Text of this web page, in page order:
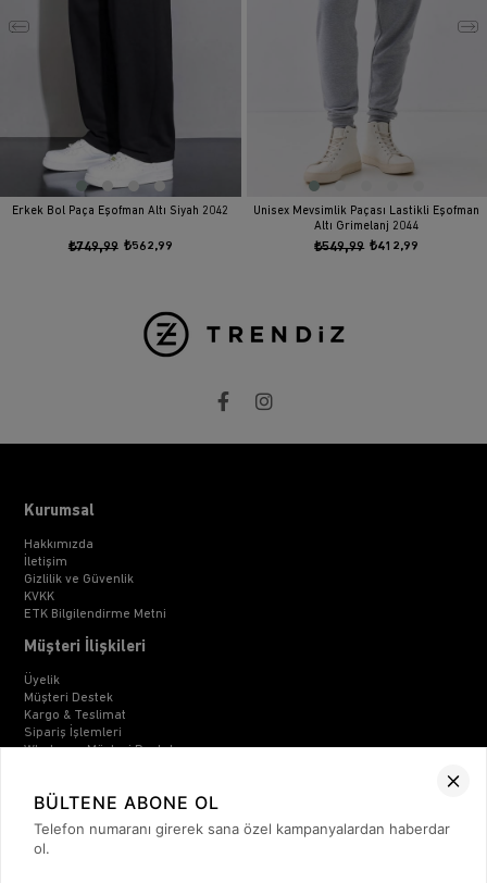
Erkek Bol Paça Eşofman Altı Siyah 2042
₺562,99
₺749,99
Unisex Mevsimlik Paçası Lastikli Eşofman
Altı Grimelanj 2044
₺412,99
₺549,99
Kurumsal
Hakkımızda
İletişim
Gizlilik ve Güvenlik
KVKK
ETK Bilgilendirme Metni
Müşteri İlişkileri
Üyelik
Müşteri Destek
Kargo & Teslimat
Sipariş İşlemleri
Whatsapp Müşteri Destek
Ön Bilgilendirme Formu
Kategoriler
BÜLTENE ABONE OL
Telefon numaranı girerek sana özel kampanyalardan haberdar
ol.